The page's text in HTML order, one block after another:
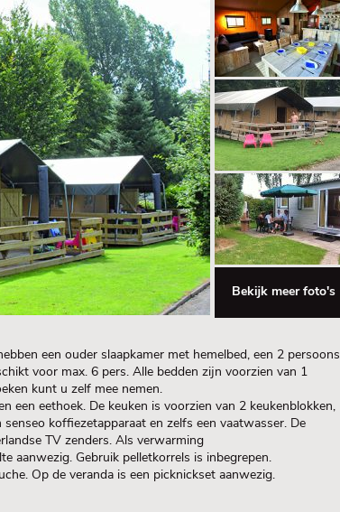
Bekijk meer foto's
een ouder slaapkamer met hemelbed, een 2 persoons
voor max. 6 pers. Alle bedden zijn voorzien van 1
kunt u zelf mee nemen.
een eethoek. De keuken is voorzien van 2 keukenblokken,
koffiezetapparaat en zelfs een vaatwasser. De
TV zenders. Als verwarming
aanwezig. Gebruik pelletkorrels is inbegrepen.
Op de veranda is een picknickset aanwezig.